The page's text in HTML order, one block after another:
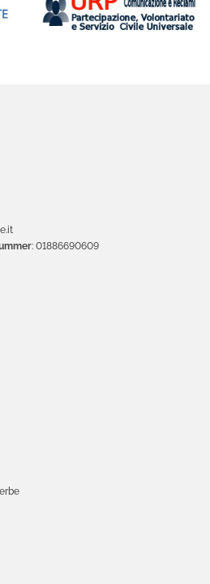
: 01886690609